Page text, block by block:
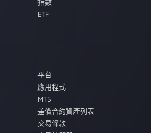
指數
ETF
平台
應用程式
MT5
差價合約資產列表
交易條款